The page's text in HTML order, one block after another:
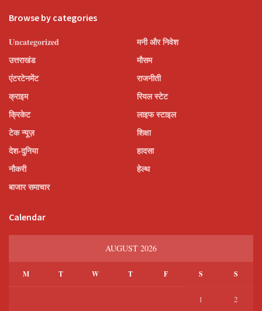
Browse by categories
Uncategorized
उत्तराखंड
एंटरटेनमेंट
क्राइम
क्रिकेट
टेक न्यूज़
देश-दुनिया
नौकरी
बाजार समाचार
मनी और निवेश
मौसम
राजनीती
रियल स्टेट
लाइफ स्टाइल
शिक्षा
हादसा
हेल्थ
Calendar
AUGUST 2026
M T W T F S S
1 2